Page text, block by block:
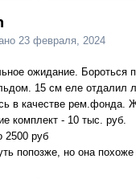
23 февраля, 2024
ожидание. Бороться
15 см еле отдалил
в качестве рем.фонда.
комплект - 10 тыс. руб.
2500 руб
попозже, но она